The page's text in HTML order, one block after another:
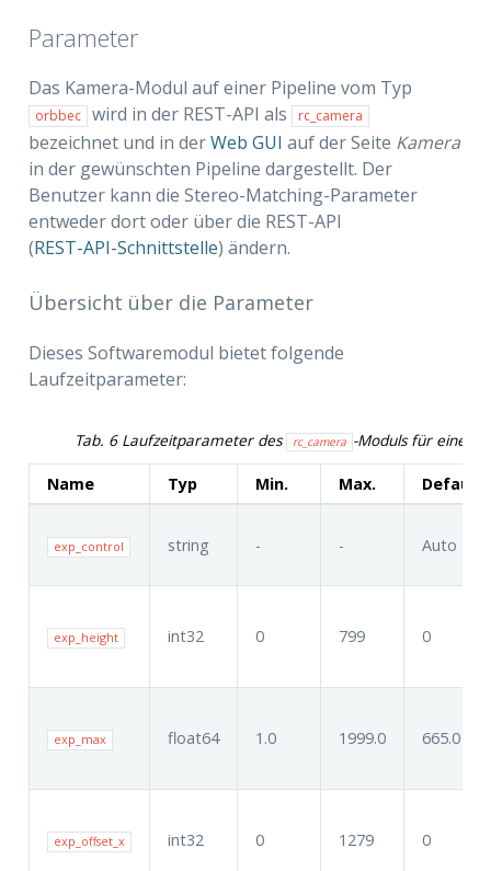
Parameter
Das Kamera-Modul auf einer Pipeline vom Typ
orbbec wird in der REST-API als rc_camera
bezeichnet und in derWeb GUI auf der Seite Kamera
in der gewünschten Pipeline dargestellt. Der
Benutzer kann die Stereo-Matching-Parameter
entweder dort oder über die REST-API
(REST-API-Schnittstelle) ändern.
Übersicht über die Parameter
Dieses Softwaremodul bietet folgende
Laufzeitparameter:
Tab. 6 Laufzeitparameter des rc_camera -Moduls für eine
Name Typ Min. Max. Default
exp_control string - - Auto
exp_height int32 0 799 0
exp_max float64 1.0 1999.0 665.0
exp_offset_x int32 0 1279 0